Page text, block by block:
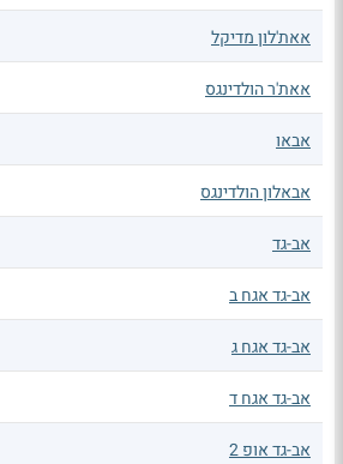
אאת'לון מדיקל
אאת'ר הולדינגס
אבאו
אבאלון הולדינגס
אב-גד
אב-גד אגח ב
אב-גד אגח ג
אב-גד אגח ד
אב-גד אופ 2